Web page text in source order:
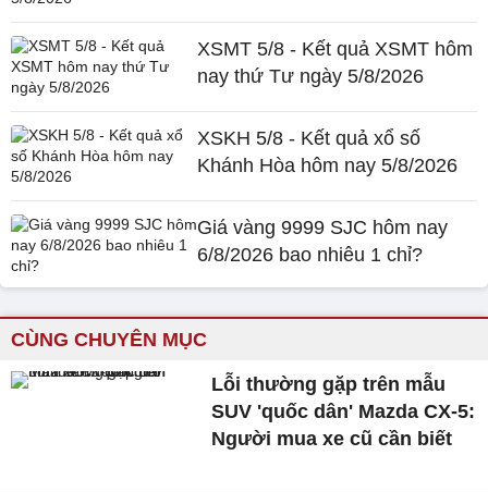
XSMT 5/8 - Kết quả XSMT hôm
nay thứ Tư ngày 5/8/2026
XSKH 5/8 - Kết quả xổ số
Khánh Hòa hôm nay 5/8/2026
Giá vàng 9999 SJC hôm nay
6/8/2026 bao nhiêu 1 chỉ?
CÙNG CHUYÊN MỤC
Lỗi thường gặp trên mẫu
SUV 'quốc dân' Mazda CX-5:
Người mua xe cũ cần biết